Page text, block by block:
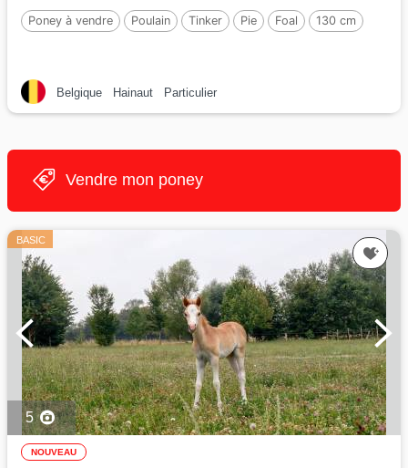
Poney à vendre Poulain Tinker Pie Foal 130 cm
Belgique Hainaut Particulier
Vendre mon poney
BASIC
5
NOUVEAU